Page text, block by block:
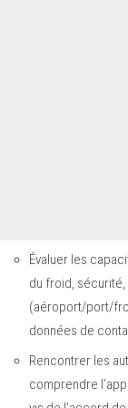
Évaluer les
du froid,
(aéroport/port/
données de
Rencontrer les
comprendre